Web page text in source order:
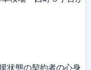
状態の契約者の心身